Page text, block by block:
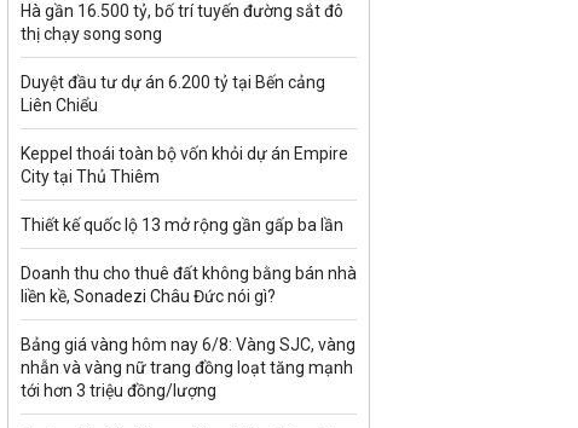
Hà gần 16.500 tỷ, bố trí tuyến đường sắt đô
thị chạy song song
Duyệt đầu tư dự án 6.200 tỷ tại Bến cảng
Liên Chiểu
Keppel thoái toàn bộ vốn khỏi dự án Empire
City tại Thủ Thiêm
Thiết kế quốc lộ 13 mở rộng gần gấp ba lần
Doanh thu cho thuê đất không bằng bán nhà
liền kề, Sonadezi Châu Đức nói gì?
Bảng giá vàng hôm nay 6/8: Vàng SJC, vàng
nhẫn và vàng nữ trang đồng loạt tăng mạnh
tới hơn 3 triệu đồng/lượng